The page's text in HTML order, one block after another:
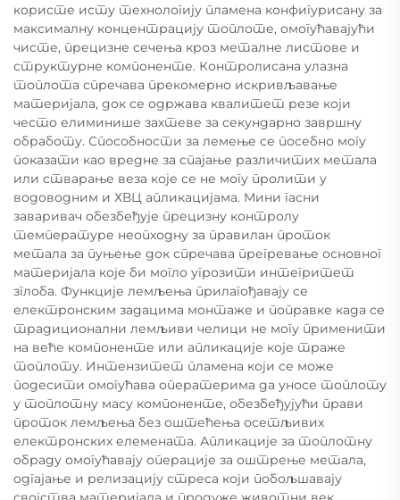
користе исту технологију пламена конфигурисану за
максималну концентрацију топлоте, омогућавајући
чисте, прецизне сечења кроз металне листове и
структурне компоненте. Контролисана улазна
топлота спречава прекомерно искривљавање
материјала, док се одржава квалитет резе који
често елиминише захтеве за секундарно завршну
обработу. Способности за лемење се посебно могу
показати као вредне за спајање различитих метала
или стварање веза које се не могу пролити у
водоводним и ХВЦ апликацијама. Мини гасни
заваривач обезбеђује прецизну контролу
температуре неопходну за правилан проток
метала за пуњење док спречава прегревање основног
материјала које би могло угрозити интегритет
зглоба. Функције лемљења прилагођавају се
електронским задацима монтаже и поправке када се
традиционални лемљиви челици не могу применити
на веће компоненте или апликације које траже
топлоту. Интензитет пламена који се може
подесити омогућава оператерима да уносе топлоту
у топлотну масу компоненте, обезбеђујући прави
проток лемљења без оштећења осетљивих
електронских елемената. Апликације за топлотну
обраду омогућавају операције за оштрење метала,
одгајање и релизацију стреса који побољшавају